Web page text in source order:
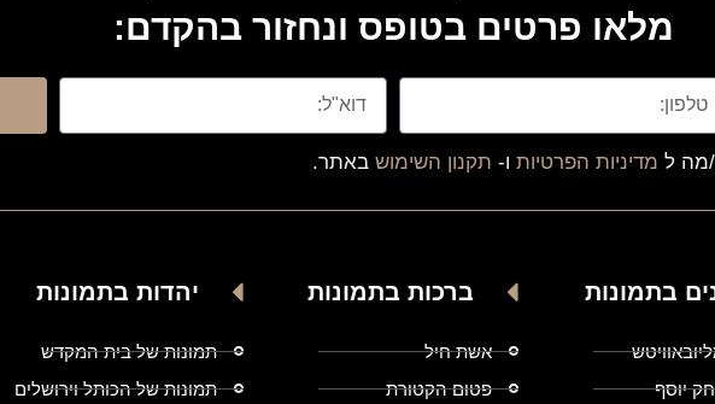
מלאו פרטים בטופס ונחזור בהקדם:
מה ל מדיניות הפרטיות ו- תקנון השימוש באתר.
בתמונות
יוסף
ברכות בתמונות
אשת חיל
פטום הקטורת
יהדות בתמונות
תמונות של בית המקדש
תמונות של הכותל וירושלים